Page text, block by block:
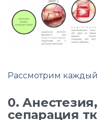
Рассмотрим каждый
0.
сепарация